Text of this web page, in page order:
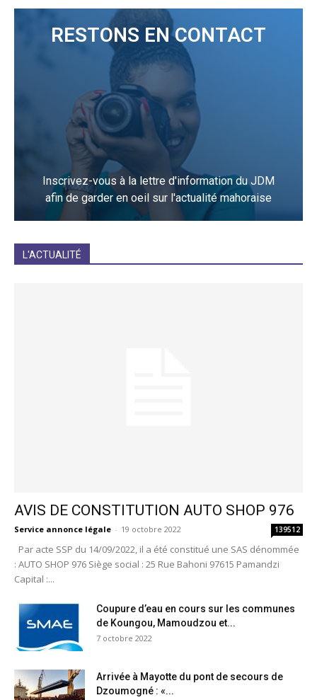
RESTONS EN CONTACT
Inscrivez-vous à la lettre d'information du JDM
afin de garder en oeil sur l'actualité mahoraise
L'ACTUALITÉ
AVIS DE CONSTITUTION AUTO SHOP 976
Service annonce légale - 19 octobre 2022 139512
Par acte SSP du 14/09/2022, il a été constitué une SAS dénommée
: AUTO SHOP 976 Siège social : 25 Rue Bahoni 97615 Pamandzi
Capital :...
Coupure d’eau en cours sur les communes
de Koungou, Mamoudzou et...
7 octobre 2022
Arrivée à Mayotte du pont de secours de
Dzoumogné : «...